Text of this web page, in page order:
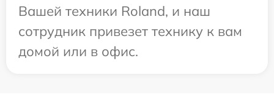
Вашей техники Roland, и наш
сотрудник привезет технику к вам
домой или в офис.